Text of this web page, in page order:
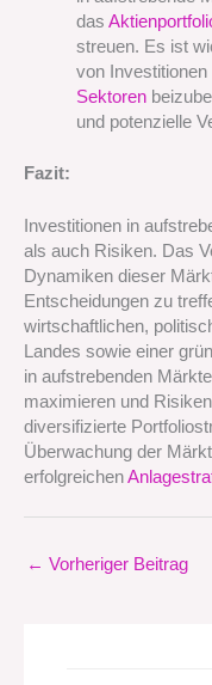
das
streuen. Es ist
von
Sektoren
und potenzielle
Fazit:
Investitionen in
als auch Risiken. Das
Dynamiken dieser
Entscheidungen zu
wirtschaftlichen,
Landes sowie einer
in aufstrebenden
maximieren und
diversifizierte
Überwachung der
erfolgreichen
← Vorheriger Beitrag